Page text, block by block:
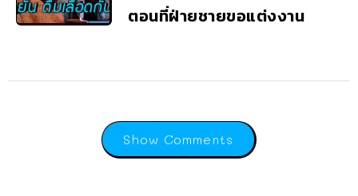
ตอนที่ฝ่ายชายขอแต่งงาน
Show Comments